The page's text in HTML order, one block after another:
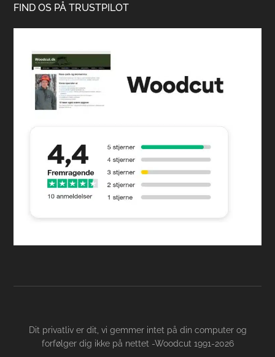
FIND OS PÅ TRUSTPILOT
Dit privatliv er dit, vi gemmer intet på din computer og
forfølger dig ikke på nettet -Woodcut 1991-2026